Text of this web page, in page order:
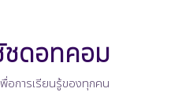
ชดอทคอม
พื่อการเรียนรู้ของทุกคน